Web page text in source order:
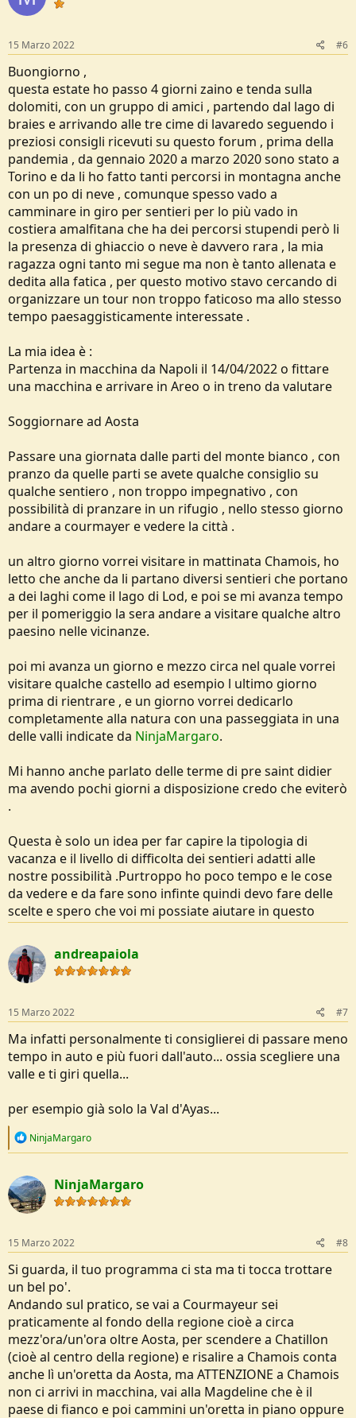
15 Marzo 2022 #6
Buongiorno ,
questa estate ho passo 4 giorni zaino e tenda sulla
dolomiti, con un gruppo di amici , partendo dal lago di
braies e arrivando alle tre cime di lavaredo seguendo i
preziosi consigli ricevuti su questo forum , prima della
pandemia , da gennaio 2020 a marzo 2020 sono stato a
Torino e da li ho fatto tanti percorsi in montagna anche
con un po di neve , comunque spesso vado a
camminare in giro per sentieri per lo più vado in
costiera amalfitana che ha dei percorsi stupendi però li
la presenza di ghiaccio o neve è davvero rara , la mia
ragazza ogni tanto mi segue ma non è tanto allenata e
dedita alla fatica , per questo motivo stavo cercando di
organizzare un tour non troppo faticoso ma allo stesso
tempo paesaggisticamente interessate .
La mia idea è :
Partenza in macchina da Napoli il 14/04/2022 o fittare
una macchina e arrivare in Areo o in treno da valutare
Soggiornare ad Aosta
Passare una giornata dalle parti del monte bianco , con
pranzo da quelle parti se avete qualche consiglio su
qualche sentiero , non troppo impegnativo , con
possibilità di pranzare in un rifugio , nello stesso giorno
andare a courmayer e vedere la città .
un altro giorno vorrei visitare in mattinata Chamois, ho
letto che anche da li partano diversi sentieri che portano
a dei laghi come il lago di Lod, e poi se mi avanza tempo
per il pomeriggio la sera andare a visitare qualche altro
paesino nelle vicinanze.
poi mi avanza un giorno e mezzo circa nel quale vorrei
visitare qualche castello ad esempio l ultimo giorno
prima di rientrare , e un giorno vorrei dedicarlo
completamente alla natura con una passeggiata in una
delle valli indicate da NinjaMargaro.
Mi hanno anche parlato delle terme di pre saint didier
ma avendo pochi giorni a disposizione credo che eviterò
.
Questa è solo un idea per far capire la tipologia di
vacanza e il livello di difficolta dei sentieri adatti alle
nostre possibilità .Purtroppo ho poco tempo e le cose
da vedere e da fare sono infinte quindi devo fare delle
scelte e spero che voi mi possiate aiutare in questo
andreapaiola
15 Marzo 2022 #7
Ma infatti personalmente ti consiglierei di passare meno
tempo in auto e più fuori dall'auto... ossia scegliere una
valle e ti giri quella...
per esempio già solo la Val d'Ayas...
R
c
t
i
o
s
:
NinjaMargaro
NinjaMargaro
15 Marzo 2022 #8
Si guarda, il tuo programma ci sta ma ti tocca trottare
un bel po'.
Andando sul pratico, se vai a Courmayeur sei
praticamente al fondo della regione cioè a circa
mezz'ora/un'ora oltre Aosta, per scendere a Chatillon
(cioè al centro della regione) e risalire a Chamois conta
anche lì un'oretta da Aosta, ma ATTENZIONE a Chamois
non ci arrivi in macchina, vai alla Magdeline che è il
paese di fianco e poi cammini un'oretta in piano oppure